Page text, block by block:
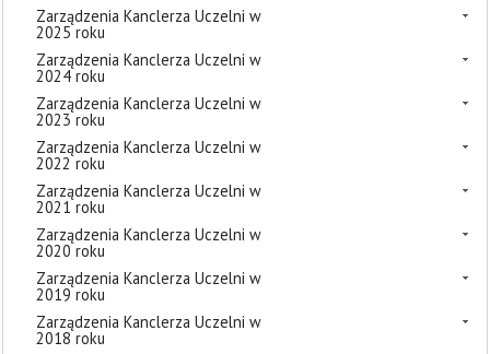
Zarządzenia Kanclerza Uczelni w
2025 roku
Zarządzenia Kanclerza Uczelni w
2024 roku
Zarządzenia Kanclerza Uczelni w
2023 roku
Zarządzenia Kanclerza Uczelni w
2022 roku
Zarządzenia Kanclerza Uczelni w
2021 roku
Zarządzenia Kanclerza Uczelni w
2020 roku
Zarządzenia Kanclerza Uczelni w
2019 roku
Zarządzenia Kanclerza Uczelni w
2018 roku